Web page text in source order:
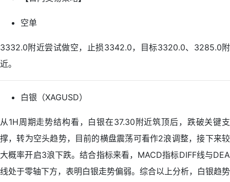
空单
3332.0附近尝试做空，止损3342.0，目标3320.0、3285.0附
近。
白银（XAGUSD）
从1H周期走势结构看，白银在37.30附近筑顶后，跌破关键支
撑，转为空头趋势，目前的横盘震荡可看作2浪调整，接下来较
大概率开启3浪下跌。结合指标来看，MACD指标DIFF线与DEA
线处于零轴下方，表明白银走势偏弱。综合以上分析，白银趋势